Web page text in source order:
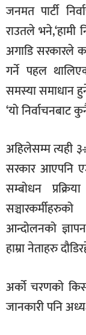
जनमत पार्टी
राउतले भने,‘हामी
अगाडि सरकारले
गर्ने पहल
समस्या समाधान
‘यो
अहिलेसम्म त्यही
सरकार आएपनि
सम्बोधन
आन्दोलनको
हाम्रा नेताहरु
अर्को चरणको
जानकारी पनि